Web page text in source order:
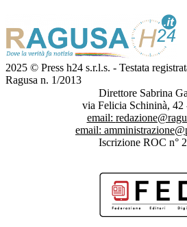
2025 © Press h24 s.r.l.s. - Testata
Ragusa n. 1/2013
Direttore Sabrina
via Felicia Schininà, 42
email:
email:
Iscrizione ROC n°